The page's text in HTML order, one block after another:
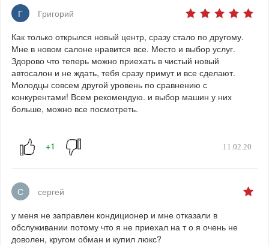
Г
Григорий
Как только открылся новый центр, сразу стало по другому.
Мне в новом салоне нравится все. Место и выбор услуг.
Здорово что теперь можно приехать в чистый новый
автосалон и не ждать, тебя сразу примут и все сделают.
Молодцы совсем другой уровень по сравнению с
конкурентами! Всем рекомендую. и выбор машин у них
больше, можно все посмотреть.
11.02.20
С
сергей
у меня не заправлен кондиционер и мне отказали в
обслуживании потому что я не приехал на т о я очень не
доволен, кругом обман и купил люкс?